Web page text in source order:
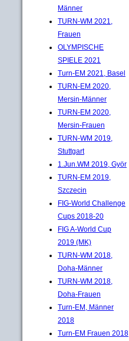
Männer
TURN-WM 2021,
Frauen
OLYMPISCHE
SPIELE 2021
Turn-EM 2021, Basel
TURN-EM 2020,
Mersin-Männer
TURN-EM 2020,
Mersin-Frauen
TURN-WM 2019,
Stuttgart
1.Jun.WM 2019, Györ
TURN-EM 2019,
Szczecin
FIG-World Challenge
Cups 2018-20
FIG A-World Cup
2019 (MK)
TURN-WM 2018,
Doha-Männer
TURN-WM 2018,
Doha-Frauen
Turn-EM, Männer
2018
Turn-EM Frauen 2018